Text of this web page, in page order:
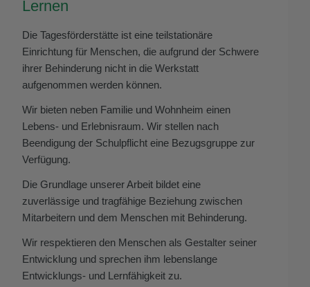
Lernen
Die Tagesförderstätte ist eine teilstationäre
Einrichtung für Menschen, die aufgrund der Schwere
ihrer Behinderung nicht in die Werkstatt
aufgenommen werden können.
Wir bieten neben Familie und Wohnheim einen
Lebens- und Erlebnisraum. Wir stellen nach
Beendigung der Schulpflicht eine Bezugsgruppe zur
Verfügung.
Die Grundlage unserer Arbeit bildet eine
zuverlässige und tragfähige Beziehung zwischen
Mitarbeitern und dem Menschen mit Behinderung.
Wir respektieren den Menschen als Gestalter seiner
Entwicklung und sprechen ihm lebenslange
Entwicklungs- und Lernfähigkeit zu.